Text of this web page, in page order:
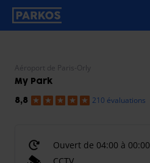
étiquette-de-navigation-principale
Aéroport de Paris-Orly
My Park
8,8 210 évaluations
Ouvert de 04:00 à 00:00